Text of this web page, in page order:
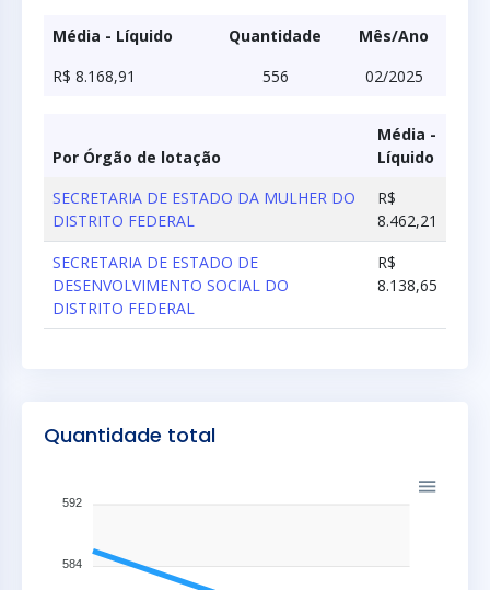
Média - Líquido Quantidade
Mês/Ano
R$ 8.168,91
556 02/2025
Por Órgão de lotação
Média -
Líquido
SECRETARIA DE ESTADO DA MULHER DO
DISTRITO FEDERAL
R$
8.462,21
SECRETARIA DE ESTADO DE
DESENVOLVIMENTO SOCIAL DO
DISTRITO FEDERAL
R$
8.138,65
Quantidade total
592
584